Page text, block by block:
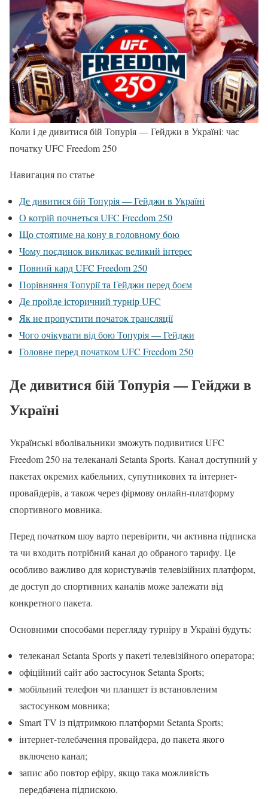
Коли і де дивитися бій Топурія — Гейджи в Україні: час
початку UFC Freedom 250
Навигация по статье
Де дивитися бій Топурія — Гейджи в Україні
О котрій почнеться UFC Freedom 250
Що стоятиме на кону в головному бою
Чому поєдинок викликає великий інтерес
Повний кард UFC Freedom 250
Порівняння Топурії та Гейджи перед боєм
Де пройде історичний турнір UFC
Як не пропустити початок трансляції
Чого очікувати від бою Топурія — Гейджи
Головне перед початком UFC Freedom 250
Де дивитися бій Топурія — Гейджи в
Україні
Українські вболівальники зможуть подивитися UFC
Freedom 250 на телеканалі Setanta Sports. Канал доступний у
пакетах окремих кабельних, супутникових та інтернет-
провайдерів, а також через фірмову онлайн-платформу
спортивного мовника.
Перед початком шоу варто перевірити, чи активна підписка
та чи входить потрібний канал до обраного тарифу. Це
особливо важливо для користувачів телевізійних платформ,
де доступ до спортивних каналів може залежати від
конкретного пакета.
Основними способами перегляду турніру в Україні будуть:
телеканал Setanta Sports у пакеті телевізійного оператора;
офіційний сайт або застосунок Setanta Sports;
мобільний телефон чи планшет із встановленим
застосунком мовника;
Smart TV із підтримкою платформи Setanta Sports;
інтернет-телебачення провайдера, до пакета якого
включено канал;
запис або повтор ефіру, якщо така можливість
передбачена підпискою.